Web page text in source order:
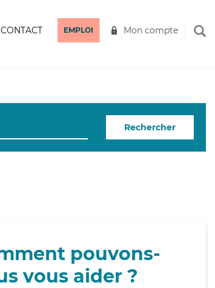
CONTACT EMPLOI Mon compte
Rechercher
pouvons-
vous aider ?